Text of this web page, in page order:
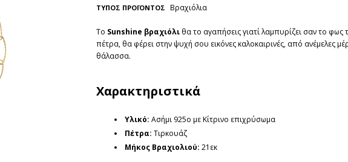
ΤΥΠΟΣ ΠΡΟΪΟΝΤΟΣ Βραχιόλια
To Sunshine βραχιόλι θα το αγαπήσεις γιατί λαμπυρίζει σαν το
πέτρα, θα φέρει στην ψυχή σου εικόνες καλοκαιρινές, από ανέμελες
θάλασσα.
Χαρακτηριστικά
Υλικό: Ασήμι 925ο με Κίτρινο επιχρύσωμα
Πέτρα: Τιρκουάζ
Μήκος Βραχιολιού: 21εκ